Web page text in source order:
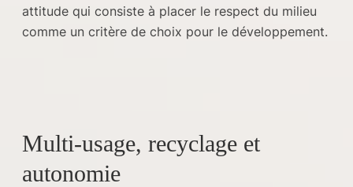
attitude qui consiste à placer le respect du milieu
comme un critère de choix pour le développement.
Multi-usage, recyclage et
autonomie